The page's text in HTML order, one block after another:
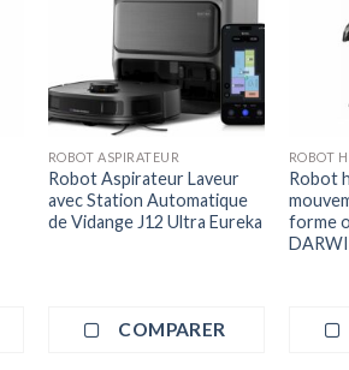
ROBOT ASPIRATEUR
Robot Aspirateur Laveur
avec Station Automatique
de Vidange J12 Ultra Eureka
COMPARER
ROBOT
Robot
forme